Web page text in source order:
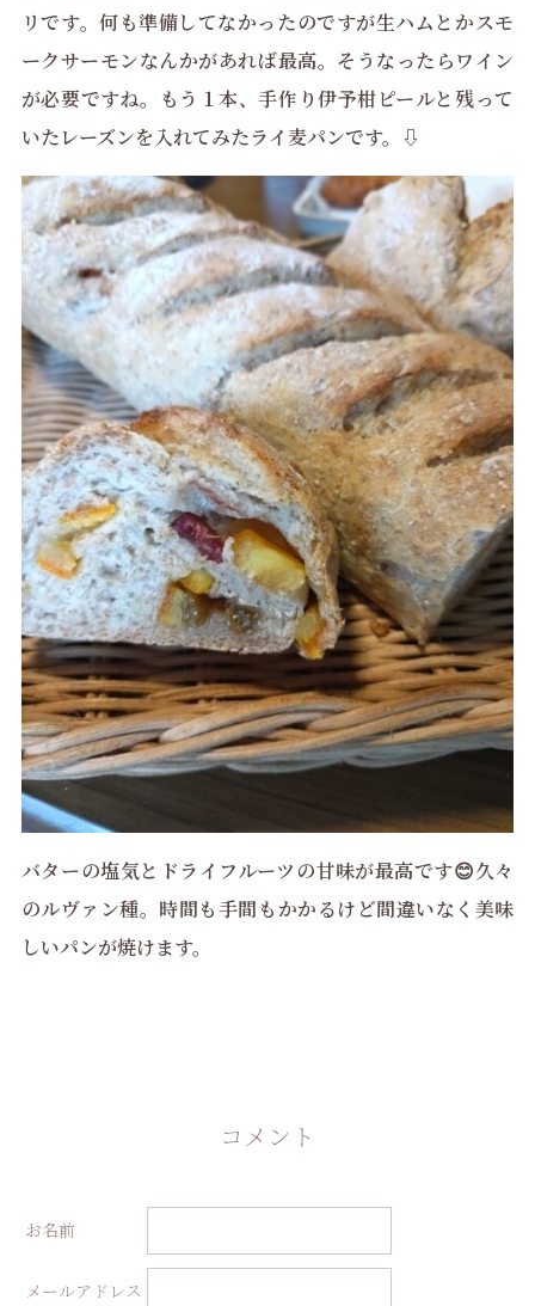
リです。何も準備してなかったのですが生ハムとかスモ
ークサーモンなんかがあれば最高。そうなったらワイン
が必要ですね。もう１本、手作り伊予柑ピールと残って
いたレーズンを入れてみたライ麦パンです。⇩
バターの塩気とドライフルーツの甘味が最高です😊久々
のルヴァン種。時間も手間もかかるけど間違いなく美味
しいパンが焼けます。
コメント
お名前
メールアドレス